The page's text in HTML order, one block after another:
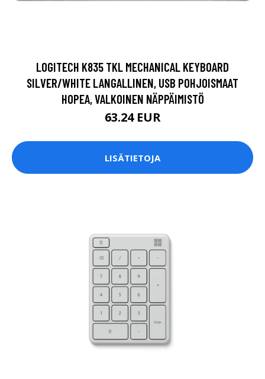
LOGITECH K835 TKL MECHANICAL KEYBOARD
SILVER/WHITE LANGALLINEN, USB POHJOISMAAT
HOPEA, VALKOINEN NÄPPÄIMISTÖ
63.24 EUR
LISÄTIETOJA